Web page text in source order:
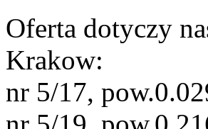
Oferta dotyczy
Krakow:
nr 5/17,